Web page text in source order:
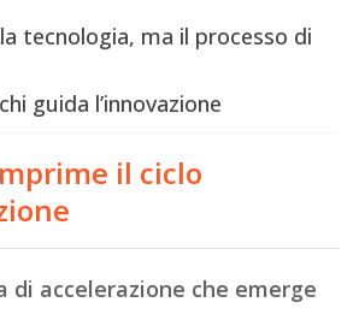
tecnologia, ma il processo di
guida l’innovazione
il ciclo
di accelerazione che emerge